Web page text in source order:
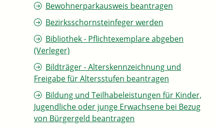
Bewohnerparkausweis beantragen
Bezirksschornsteinfeger werden
Bibliothek - Pflichtexemplare abgeben
(Verleger)
Bildträger - Alterskennzeichnung und
Freigabe für Altersstufen beantragen
Bildung und Teilhabeleistungen für Kinder,
Jugendliche oder junge Erwachsene bei Bezug
von Bürgergeld beantragen